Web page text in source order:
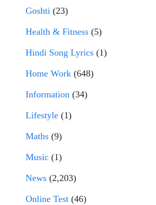
Goshti (23)
Health & Fitness (5)
Hindi Song Lyrics (1)
Home Work (648)
Information (34)
Lifestyle (1)
Maths (9)
Music (1)
News (2,203)
Online Test (46)